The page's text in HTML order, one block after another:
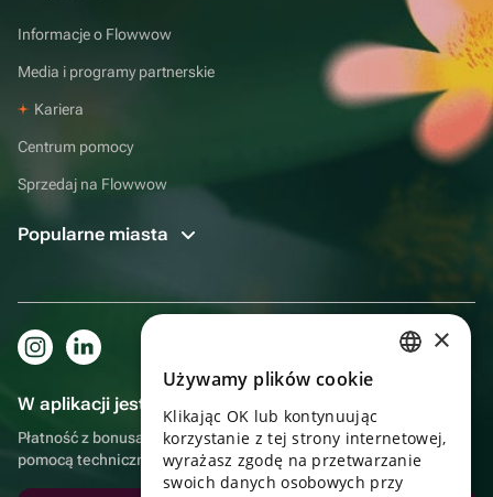
Informacje o Flowwow
Media i programy partnerskie
Kariera
Centrum pomocy
Sprzedaj na Flowwow
Popularne miasta
W aplikacji jest to jeszcze wygodniejsze!
Płatność z bonusami, samodzielna dostawa, wygodny czat z
pomocą techniczną
UKRAINIAN
×
Używamy plików cookie
Klikając OK lub kontynuując
korzystanie z tej strony internetowej,
wyrażasz zgodę na przetwarzanie
swoich danych osobowych przy